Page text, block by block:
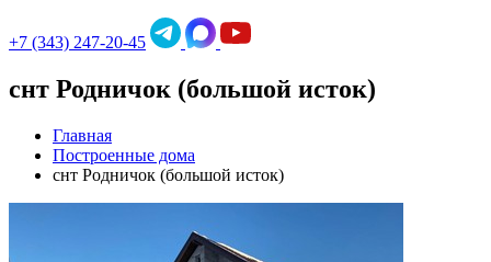
+7 (343) 247-20-45
снт Родничок (большой исток)
Главная
Построенные дома
снт Родничок (большой исток)